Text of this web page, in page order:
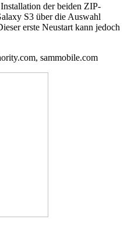
der beiden ZIP-
S3 über die Auswahl
erste Neustart kann jedoch
sammobile.com